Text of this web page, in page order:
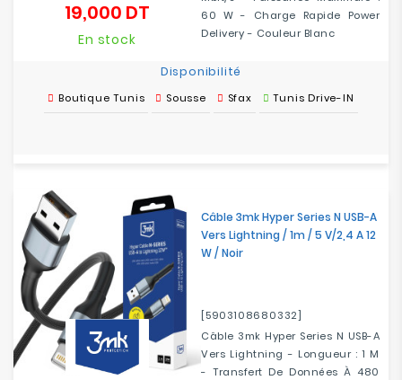
60 W - Charge Rapide Power
Delivery - Couleur Blanc
19,000 DT
En stock
Disponibilité
Boutique Tunis Sousse Sfax Tunis Drive-IN
Câble 3mk Hyper Series N USB-A
Vers Lightning / 1m / 5 V/2,4 A 12
W / Noir
[5903108680332]
Câble 3mk Hyper Series N USB-A
Vers Lightning - Longueur : 1 M
- Transfert De Données À 480